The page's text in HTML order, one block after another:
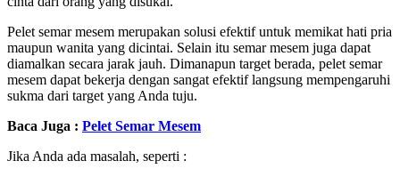
Pelet semar mesem merupakan solusi efektif untuk memikat hati pria
maupun wanita yang dicintai. Selain itu semar mesem juga dapat
diamalkan secara jarak jauh. Dimanapun target berada, pelet semar
mesem dapat bekerja dengan sangat efektif langsung mempengaruhi
sukma dari target yang Anda tuju.
Baca Juga : Pelet Semar Mesem
Jika Anda ada masalah, seperti :